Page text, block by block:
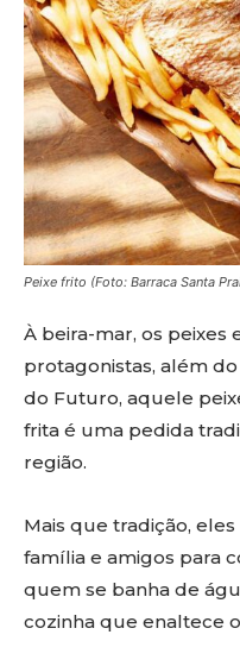
Peixe frito (Foto: Barraca Santa
À beira-mar, os peixes
protagonistas, além
do Futuro, aquele
frita é uma pedida
região.
Mais que tradição,
família e amigos para
quem se banha de
cozinha que enaltece